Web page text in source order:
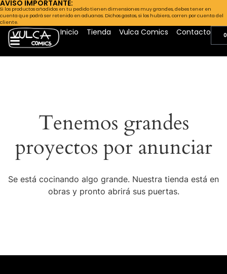
AVISO IMPORTANTE:
Si los productos añadidos en tu pedido tienen dimensiones muy grandes, debes tener en
cuenta que podrá ser retenido en aduanas. Dichos gastos, si los hubiera, corren por cuenta del
cliente.
Inicio Tienda Vulca Comics Contacto
Tenemos grandes
proyectos por anunciar
Se está cocinando algo grande. Nuestra tienda está en
obras y pronto abrirá sus puertas.